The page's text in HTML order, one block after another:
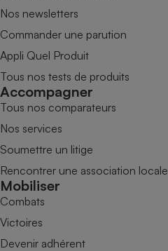
Nos newsletters
Commander une parution
Appli Quel Produit
Tous nos tests de produits
Accompagner
Tous nos comparateurs
Nos services
Soumettre un litige
Rencontrer une association locale
Mobiliser
Combats
Victoires
Devenir adhérent